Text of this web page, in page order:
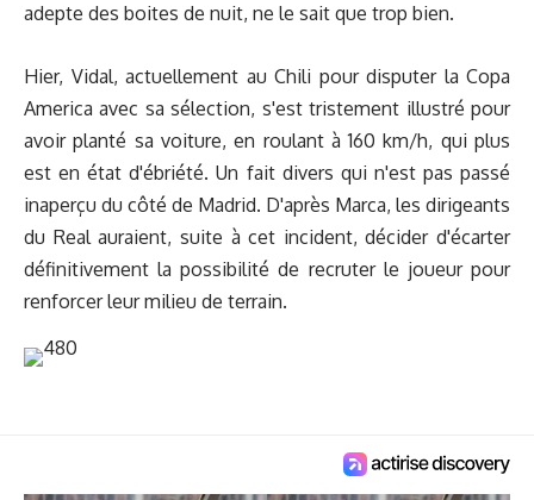
adepte des boites de nuit, ne le sait que trop bien.
Hier, Vidal, actuellement au Chili pour disputer la Copa
America avec sa sélection, s'est tristement illustré pour
avoir planté sa voiture, en roulant à 160 km/h, qui plus
est en état d'ébriété. Un fait divers qui n'est pas passé
inaperçu du côté de Madrid. D'après Marca, les dirigeants
du Real auraient, suite à cet incident, décider d'écarter
définitivement la possibilité de recruter le joueur pour
renforcer leur milieu de terrain.